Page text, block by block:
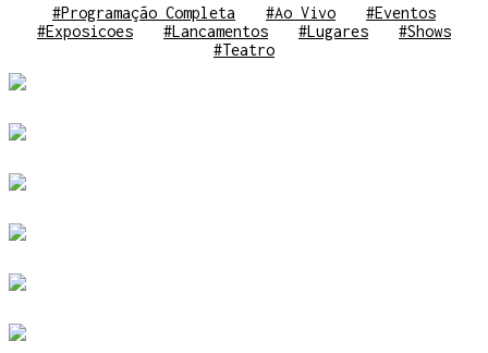
#Programação Completa #Ao Vivo
#Eventos
#Exposicoes
#Lancamentos #Lugares
#Shows
#Teatro